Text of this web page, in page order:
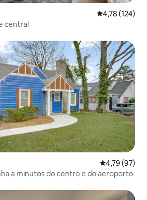
4,78 de uma
4,78 (124)
central
4,79 de uma
4,79 (97)
a minutos do centro e do aeroporto